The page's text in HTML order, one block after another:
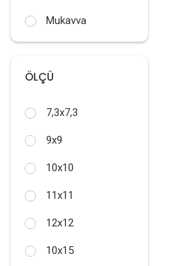
Mukavva
ÖLÇÜ
7,3x7,3
9x9
10x10
11x11
12x12
10x15